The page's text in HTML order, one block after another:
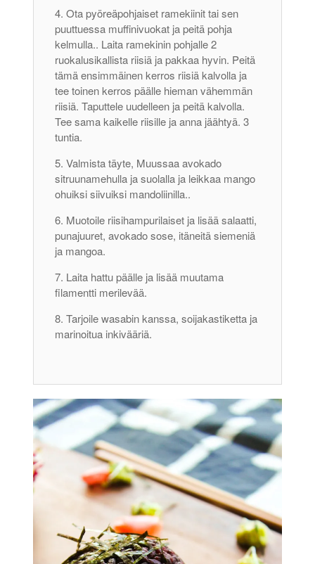
Ota pyöreäpohjaiset ramekiinit tai sen
puuttuessa muffinivuokat ja peitä pohja
kelmulla.. Laita ramekinin pohjalle 2
ruokalusikallista riisiä ja pakkaa hyvin. Peitä
tämä ensimmäinen kerros riisiä kalvolla ja
tee toinen kerros päälle hieman vähemmän
riisiä. Taputtele uudelleen ja peitä kalvolla.
Tee sama kaikelle riisille ja anna jäähtyä. 3
tuntia.
Valmista täyte, Muussaa avokado
sitruunamehulla ja suolalla ja leikkaa mango
ohuiksi siivuiksi mandoliinilla..
Muotoile riisihampurilaiset ja lisää salaatti,
punajuuret, avokado sose, itäneitä siemeniä
ja mangoa.
Laita hattu päälle ja lisää muutama
filamentti merilevää.
Tarjoile wasabin kanssa, soijakastiketta ja
marinoitua inkivääriä.